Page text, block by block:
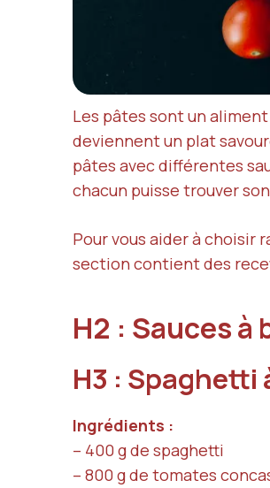
Les pâtes sont un
deviennent un plat
pâtes avec différentes
chacun puisse trouver
Pour vous aider à choisir
section contient des
H2 : Sauces à
H3 : Spaghetti
Ingrédients :
– 400 g de spaghetti
– 800 g de tomates